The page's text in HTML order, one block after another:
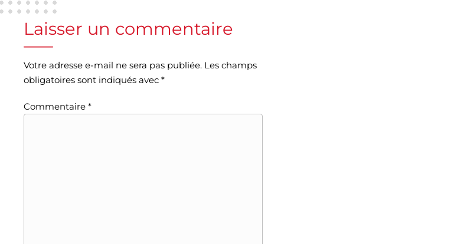
Laisser un commentaire
Votre adresse e-mail ne sera pas publiée. Les champs
obligatoires sont indiqués avec *
Commentaire *